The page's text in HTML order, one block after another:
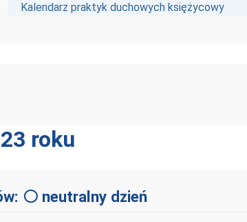
Kalendarz praktyk duchowych księżycowy
roku
⚪ neutralny dzień